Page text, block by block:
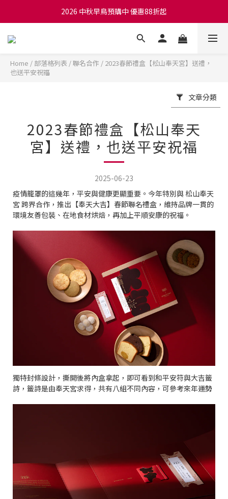
2026 中秋早鳥預購中 優惠88折起
Home / 部落格列表 /聯名合作 / 2023春節禮盒【松山奉天宮】送禮，
也送平安祝福
文章分類
2023春節禮盒【松山奉天
宮】送禮，也送平安祝福
2025-06-23
疫情籠罩的這幾年，平安與健康更顯重要。今年特別與 松山奉天
宮 跨界合作，推出【奉天大吉】春節聯名禮盒，維持品牌一貫的
環境友善包裝、在地食材烘焙，再加上平順安康的祝福。
獨特封條設計，撕開後將內盒拿起，即可看到和平安符與大吉籤
詩，籤詩是由奉天宮求得，共有八組不同內容，可參考來年運勢